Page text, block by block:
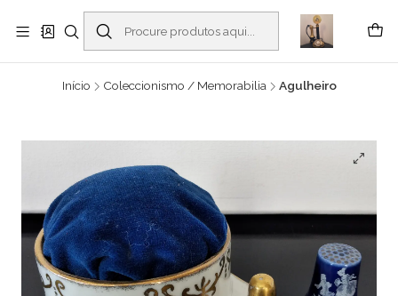
Buscantiguidades - Leilões. Colecionismo e antiguidades em Viana do
Castelo -
Ler mais
Início Coleccionismo / Memorabilia Agulheiro